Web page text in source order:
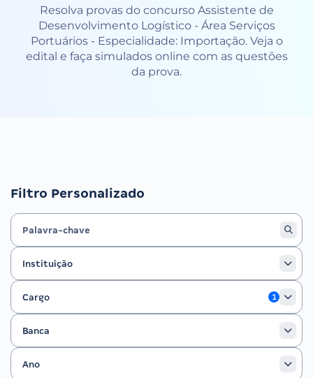
Resolva provas do concurso Assistente de
Desenvolvimento Logístico - Área Serviços
Portuários - Especialidade: Importação. Veja o
edital e faça simulados online com as questões
da prova.
Filtro Personalizado
Instituição
Instituição
Cargo
Cargo
1
Banca
Banca
Ano
Ano